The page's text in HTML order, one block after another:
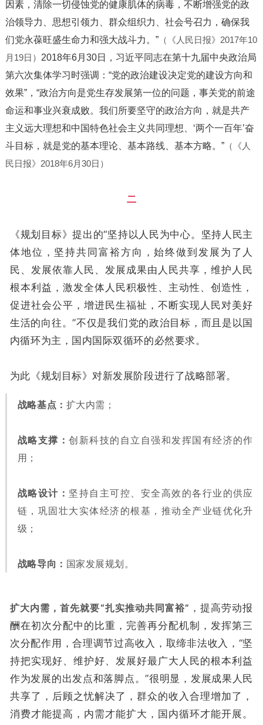
因素，清除一切侵蚀党的健康肌体的病毒，不断增强党的政
治领导力、思想引领力、群众组织力、社会号召力，确保我
们党永葆旺盛生命力和强大战斗力。”（《人民日报》2017年10
月19日） 2018年6月30日，习近平同志在第十九届中央政治局
第六次集体学习时强调：“党的政治建设决定党的建设方向和
效果”，“政治方向是党生存发展第一位的问题，事关党的前途
命运和事业兴衰成败。我们所要坚守的政治方向，就是共产
主义远大理想和中国特色社会主义共同理想、‘两个一百年’奋
斗目标，就是党的基本理论、基本路线、基本方略。”（《人
民日报》2018年6月30日）
二
《规划目标》提出的“坚持以人民为中心。坚持人民主
体地位，坚持共同富裕方向，始终做到发展为了人
民、发展依靠人民、发展成果由人民共享，维护人民
根本利益，激发全体人民积极性、主动性、创造性，
促进社会公平，增进民生福祉，不断实现人民对美好
生活的向往。”不仅是我们党的政治目标，而且是以国
内循环为主，国内国际双循环的必然要求。
为此《规划目标》对新发展阶段进行了战略部署。
战略基点： 扩大内需；
战略支撑：创新科技的自立自强和发挥国有经济的作
用；
战略设计： 坚持自主可控、安全高效的各行业的供应
链，巩固壮大实体经济的根基，推动全产业链优化升
级；
战略导向： 国家发展规划。
扩大内需，首先就要“扎实推动共同富裕” ，提高劳动报
酬在初次分配中的比重，完善再分配机制，发挥第三
次分配作用，合理调节过高收入，取缔非法收入，“坚
持把实现好、维护好、发展好最广大人民的根本利益
作为发展的出发点和落脚点。”很明显，发展成果人民
共享了，后顾之忧解决了，群众的收入合理增加了，
消费才能提高，内需才能扩大，国内循环才能开展。